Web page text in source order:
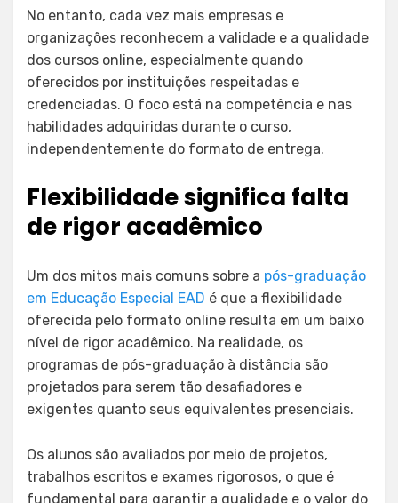
No entanto, cada vez mais empresas e
organizações reconhecem a validade e a qualidade
dos cursos online, especialmente quando
oferecidos por instituições respeitadas e
credenciadas. O foco está na competência e nas
habilidades adquiridas durante o curso,
independentemente do formato de entrega.
Flexibilidade significa falta
de rigor acadêmico
Um dos mitos mais comuns sobre a pós-graduação
em Educação Especial EAD é que a flexibilidade
oferecida pelo formato online resulta em um baixo
nível de rigor acadêmico. Na realidade, os
programas de pós-graduação à distância são
projetados para serem tão desafiadores e
exigentes quanto seus equivalentes presenciais.
Os alunos são avaliados por meio de projetos,
trabalhos escritos e exames rigorosos, o que é
fundamental para garantir a qualidade e o valor do